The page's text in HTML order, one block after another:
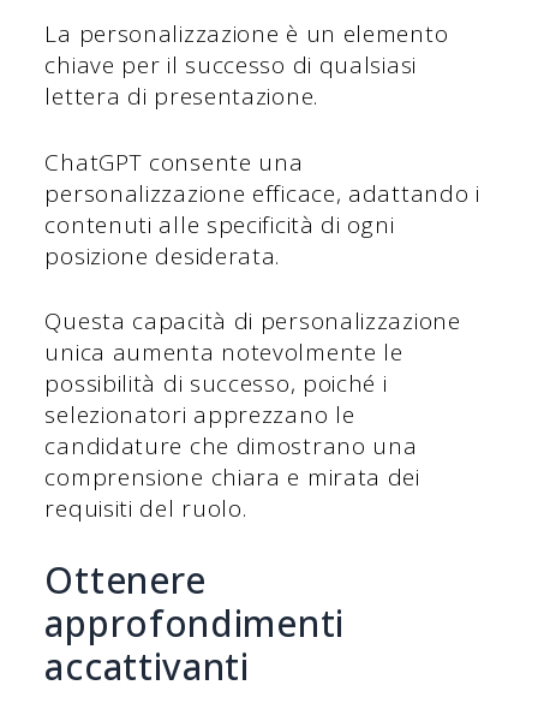
La personalizzazione è un elemento
chiave per il successo di qualsiasi
lettera di presentazione.
ChatGPT consente una
personalizzazione efficace, adattando i
contenuti alle specificità di ogni
posizione desiderata.
Questa capacità di personalizzazione
unica aumenta notevolmente le
possibilità di successo, poiché i
selezionatori apprezzano le
candidature che dimostrano una
comprensione chiara e mirata dei
requisiti del ruolo.
Ottenere
approfondimenti
accattivanti